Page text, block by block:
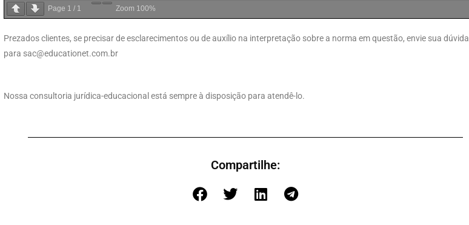
Page 1 / 1 Zoom 100%
Prezados clientes, se precisar de esclarecimentos ou de auxílio na interpretação sobre a norma em questão, envie sua dúvida
para sac@educationet.com.br
Nossa consultoria jurídica-educacional está sempre à disposição para atendê-lo.
Compartilhe: